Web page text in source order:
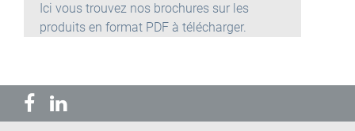
Ici vous trouvez nos brochures sur les
produits en format PDF à télécharger.